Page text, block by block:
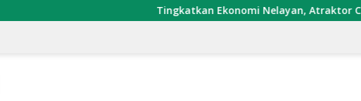
Tingkatkan Ekonomi Nelayan, Atraktor Cumi